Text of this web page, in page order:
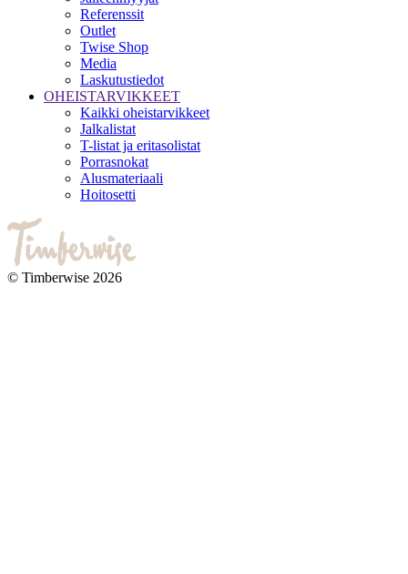
Referenssit
Outlet
Twise Shop
Media
Laskutustiedot
OHEISTARVIKKEET
Kaikki oheistarvikkeet
Jalkalistat
T-listat ja eritasolistat
Porrasnokat
Alusmateriaali
Hoitosetti
© Timberwise 2026